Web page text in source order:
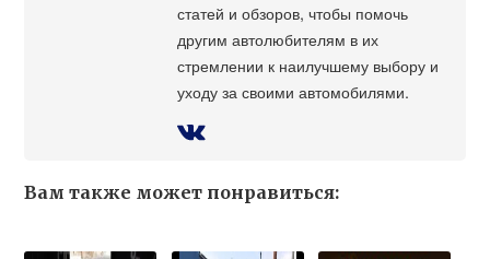
статей и обзоров, чтобы помочь
другим автолюбителям в их
стремлении к наилучшему выбору и
уходу за своими автомобилями.
Вам также может понравиться: